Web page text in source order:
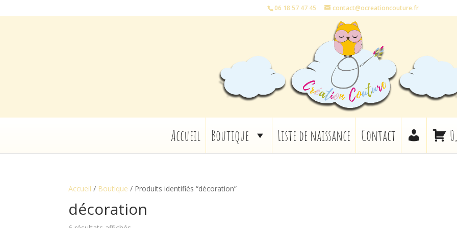
06 18 57 47 45 contact@ocreationcouture.fr
Accueil Boutique Liste de naissance Contact
Accueil / Boutique / Produits identifiés “décoration”
décoration